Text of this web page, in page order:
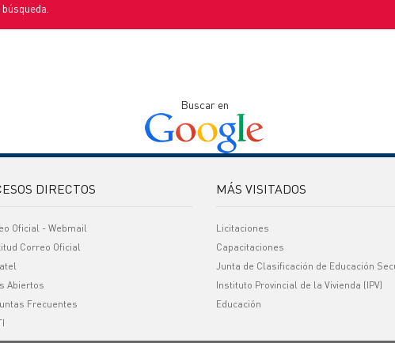
Buscar en
DIRECTOS
Oficial - Webmail
Correo Oficial
Abiertos
Frecuentes
MÁS VISITADOS
Licitaciones
Capacitaciones
Junta de Clasificación de Educación
Instituto Provincial de la Vivienda (IPV)
Educación